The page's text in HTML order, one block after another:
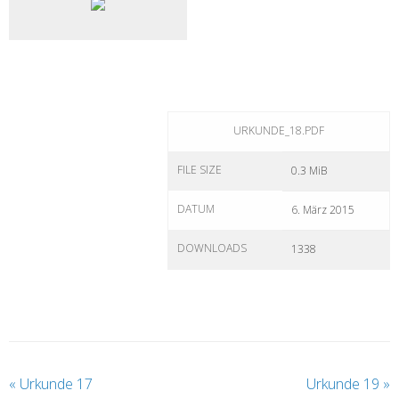
URKUNDE_18.PDF
FILE SIZE 0.3 MiB
DATUM 6. März 2015
DOWNLOADS 1338
« Urkunde 17 Urkunde 19 »